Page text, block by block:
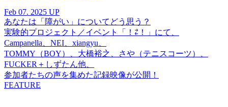
Feb 07. 2025 UP
あなたは「障がい」についてどう思う？
実験的プロジェクト／イベント「！⇄！」にて、
Campanella、NEI、xiangyu、
TOMMY（BOY）、大橋裕之、さや（テニスコーツ）、
FUCKER＋しずたん他、
参加者たちの声を集めた記録映像が公開！
FEATURE